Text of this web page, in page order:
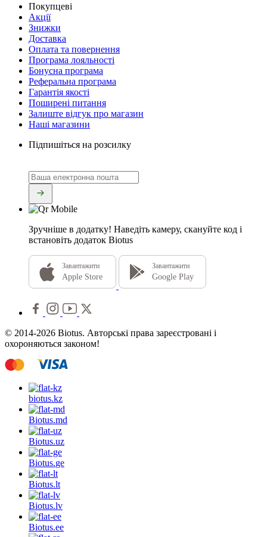
Покупцеві
Акції
Знижки
Доставка
Оплата та повернення
Програма лояльності
Бонусна програма
Реферальна програма
Гарантія якості
Поширені питання
Залиште відгук про магазин
Наші магазини
Підпишіться на розсилку
Зручніше в додатку! Наведіть камеру, скануйте код і
встановіть додаток Biotus
Завантажити
Apple Store
Завантажити
Google Play
© 2014-2026 Biotus. Авторські права зареєстровані і
охороняються законом!
biotus.kz
Biotus.md
Biotus.uz
Biotus.ge
Biotus.lt
Biotus.lv
Biotus.ee